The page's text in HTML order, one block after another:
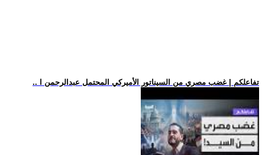
.. تفاعلكم | غضب مصري من السيناتور الأميركي المحتمل عبدالرحمن ا